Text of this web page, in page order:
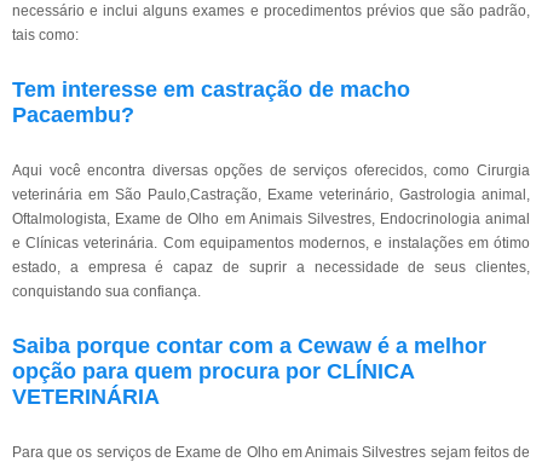
necessário e inclui alguns exames e procedimentos prévios que são padrão,
tais como:
Tem interesse em castração de macho
Pacaembu?
Aqui você encontra diversas opções de serviços oferecidos, como Cirurgia
veterinária em São Paulo,Castração, Exame veterinário, Gastrologia animal,
Oftalmologista, Exame de Olho em Animais Silvestres, Endocrinologia animal
e Clínicas veterinária. Com equipamentos modernos, e instalações em ótimo
estado, a empresa é capaz de suprir a necessidade de seus clientes,
conquistando sua confiança.
Saiba porque contar com a Cewaw é a melhor
opção para quem procura por CLÍNICA
VETERINÁRIA
Para que os serviços de Exame de Olho em Animais Silvestres sejam feitos de